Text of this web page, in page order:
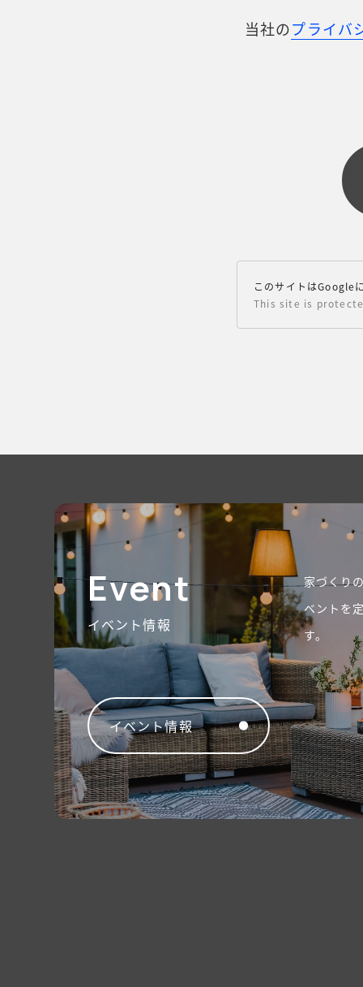
当社のプライバ
このサイトはGoogle
This site is
Event
イベント情報
家づくり
ベントを
す。
イベント情報